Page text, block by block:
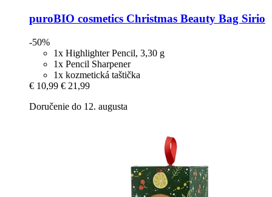
puroBIO cosmetics Christmas Beauty Bag Sirio
-50%
1x Highlighter Pencil, 3,30 g
1x Pencil Sharpener
1x kozmetická taštička
€ 10,99 € 21,99
Doručenie do 12. augusta